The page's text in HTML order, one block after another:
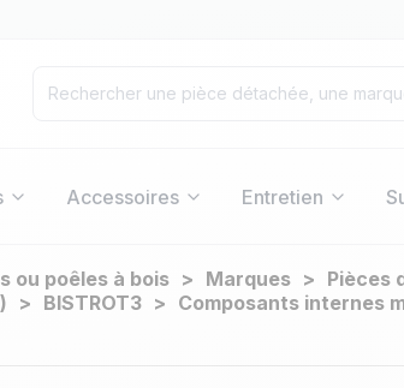
Accessoires Entretien
ou poêles à bois Marques Pièces
BISTROT3 Composants internes